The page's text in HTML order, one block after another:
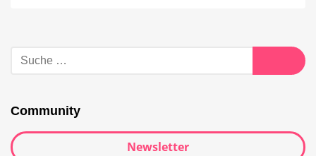
Suche
nach:
Suche
Community
Newsletter